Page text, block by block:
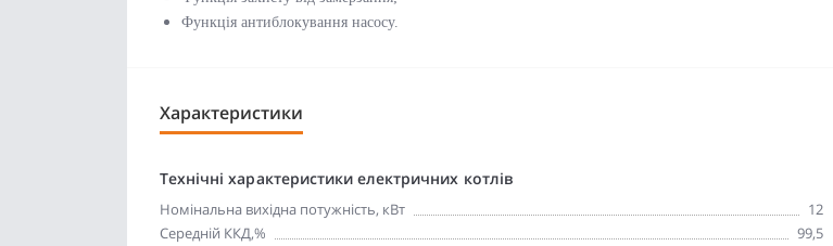
Функція антиблокування насосу.
Характеристики
Технічні характеристики електричних котлів
Номінальна вихідна потужність, кВт
12
Середній ККД,%
99,5